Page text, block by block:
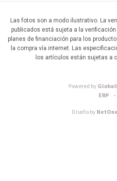
Las fotos son a modo ilustrativo. La
publicados está sujeta a la
planes de financiación para los
la compra vía internet. Las
los artículos están sujetas a
Powered by
ERP -
Diseño by